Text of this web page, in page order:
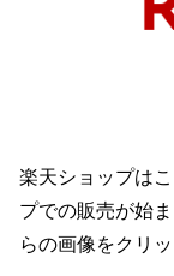
楽天ショップは
プでの販売が始
らの画像をクリ